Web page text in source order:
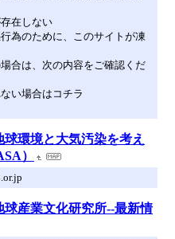
在しない
為のために、このサイトが凍
合は、次の内容をご確認くだ
い場合はコチラ
球環境と大気汚染を考え
）
球産業文化研究所--最新情